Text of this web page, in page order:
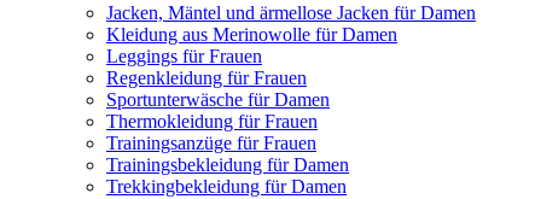
Jacken, Mäntel und ärmellose Jacken für Damen
Kleidung aus Merinowolle für Damen
Leggings für Frauen
Regenkleidung für Frauen
Sportunterwäsche für Damen
Thermokleidung für Frauen
Trainingsanzüge für Frauen
Trainingsbekleidung für Damen
Trekkingbekleidung für Damen